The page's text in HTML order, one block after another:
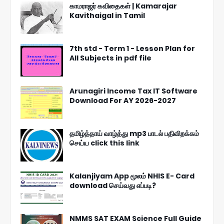
காமராஜர் கவிதைகள் | Kamarajar
Kavithaigal in Tamil
7th std - Term 1 - Lesson Plan for
All Subjects in pdf file
Arunagiri Income Tax IT Software
Download For AY 2026-2027
தமிழ்த்தாய் வாழ்த்து mp3 பாடல் பதிவிறக்கம்
செய்ய click this link
Kalanjiyam App மூலம் NHIS E- Card
download செய்வது எப்படி?
NMMS SAT EXAM Science Full Guide